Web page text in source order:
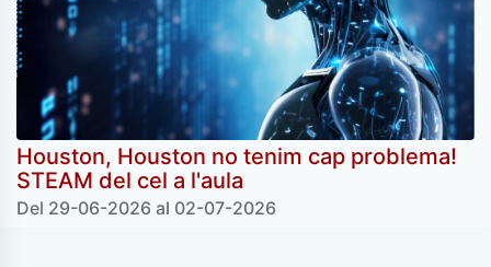
Houston, Houston no tenim cap problema!
STEAM del cel a l'aula
Del 29-06-2026 al 02-07-2026